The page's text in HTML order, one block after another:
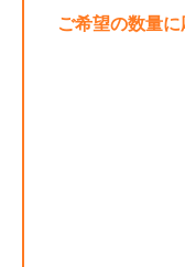
ご希望の数量